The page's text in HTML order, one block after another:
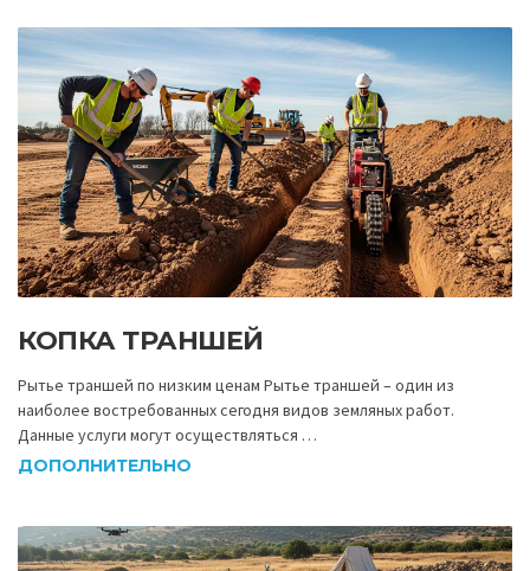
КОПКА ТРАНШЕЙ
Рытье траншей по низким ценам Рытье траншей – один из
наиболее востребованных сегодня видов земляных работ.
Данные услуги могут осуществляться …
ДОПОЛНИТЕЛЬНО